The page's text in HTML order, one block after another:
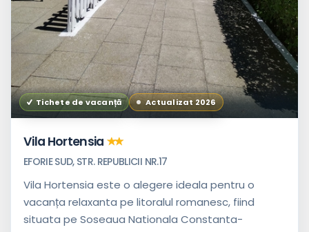
Tichete de vacanță Actualizat 2026
Vila Hortensia
EFORIE SUD, STR. REPUBLICII NR.17
Vila Hortensia este o alegere ideala pentru o
vacanța relaxanta pe litoralul romanesc, fiind
situata pe Soseaua Nationala Constanta-